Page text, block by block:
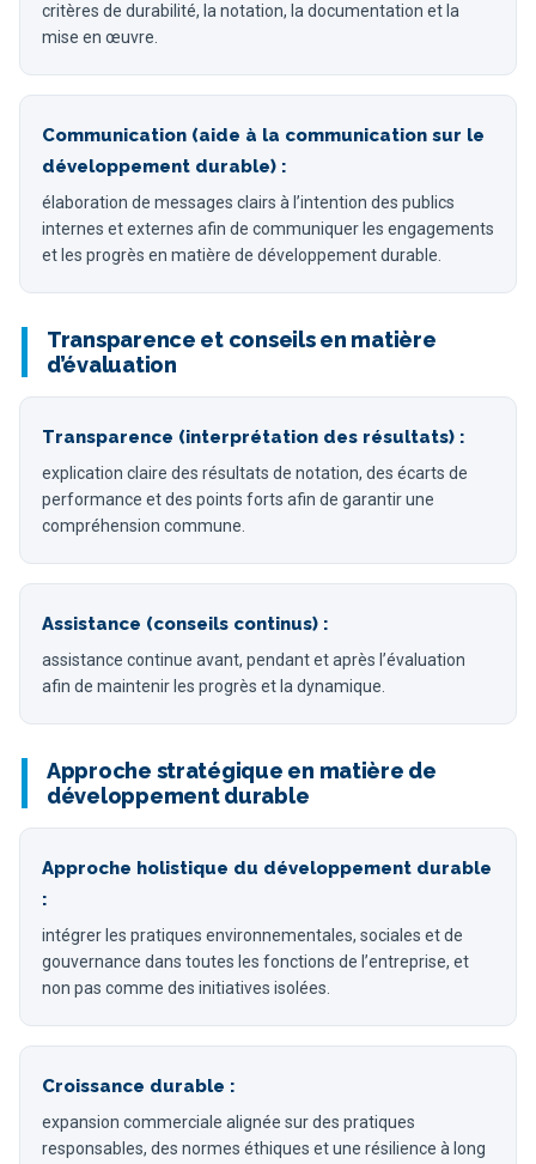
critères de durabilité, la notation, la documentation et la
mise en œuvre.
Communication (aide à la communication sur le
développement durable) :
élaboration de messages clairs à l’intention des publics
internes et externes afin de communiquer les engagements
et les progrès en matière de développement durable.
Transparence et conseils en matière
d’évaluation
Transparence (interprétation des résultats) :
explication claire des résultats de notation, des écarts de
performance et des points forts afin de garantir une
compréhension commune.
Assistance (conseils continus) :
assistance continue avant, pendant et après l’évaluation
afin de maintenir les progrès et la dynamique.
Approche stratégique en matière de
développement durable
Approche holistique du développement durable
:
intégrer les pratiques environnementales, sociales et de
gouvernance dans toutes les fonctions de l’entreprise, et
non pas comme des initiatives isolées.
Croissance durable :
expansion commerciale alignée sur des pratiques
responsables, des normes éthiques et une résilience à long